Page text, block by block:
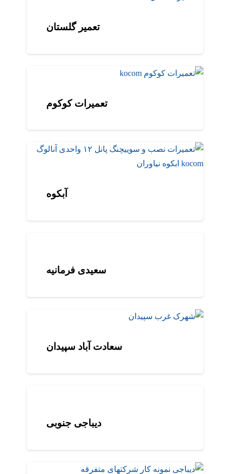
تعمیر گلستان
تعمیرات کوکوم
آبکوه
سعیدی فرمانیه
سعادت آباد سپیدان
دیباجی جنوبی